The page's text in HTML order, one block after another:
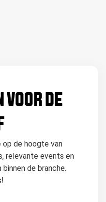
DE
de hoogte van
relevante events en
de branche.